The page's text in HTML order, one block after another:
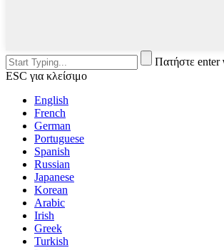
Πατήστε enter
ESC για κλείσιμο
English
French
German
Portuguese
Spanish
Russian
Japanese
Korean
Arabic
Irish
Greek
Turkish